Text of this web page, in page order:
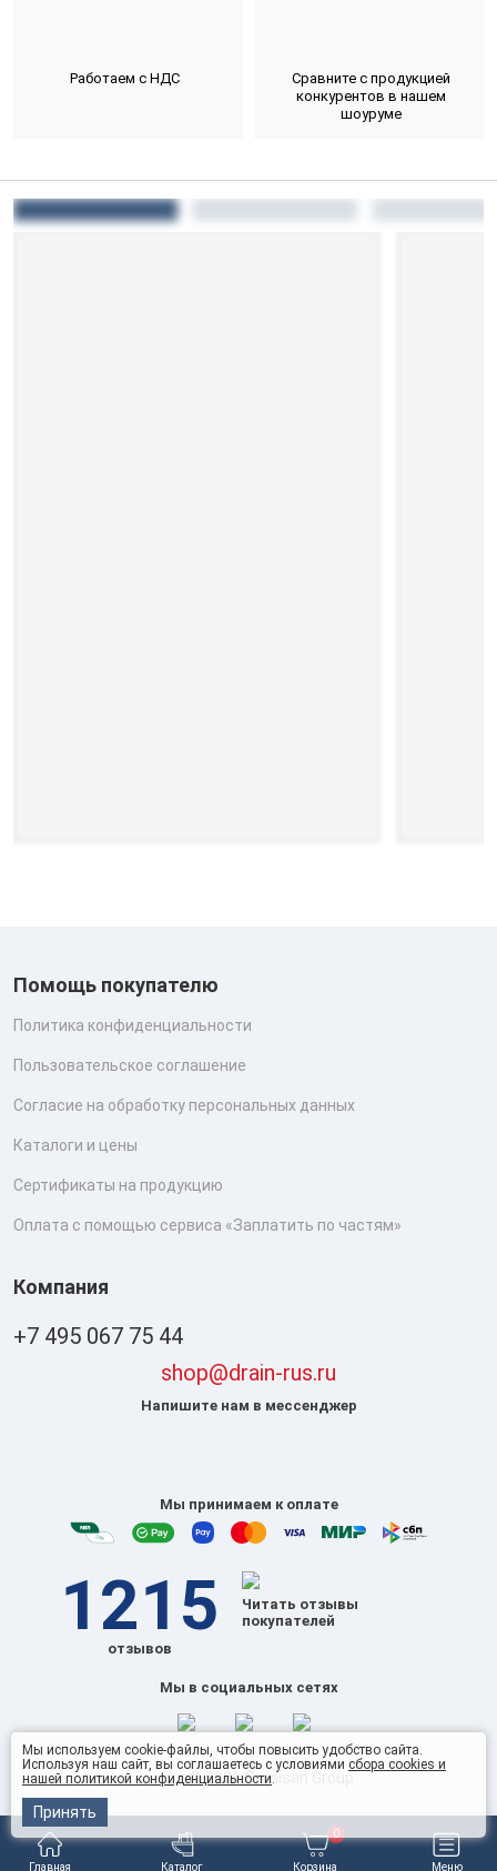
Главная Каталог Корзина
0
Меню
Работаем с НДС
Сравните с продукцией
конкурентов в нашем
шоуруме
Помощь покупателю
Политика конфиденциальности
Пользовательское соглашение
Согласие на обработку персональных данных
Каталоги и цены
Сертификаты на продукцию
Оплата с помощью сервиса «Заплатить по частям»
Компания
+7 495 067 75 44
shop@drain-rus.ru
Напишите нам в мессенджер
Мы принимаем к оплате
1215
отзывов
Читать отзывы
покупателей
Мы в социальных сетях
© 2026 Omnisan Group
Мы используем cookie-файлы, чтобы повысить удобство сайта.
Используя наш сайт, вы соглашаетесь с условиями сбора cookies и
нашей политикой конфиденциальности.
Принять